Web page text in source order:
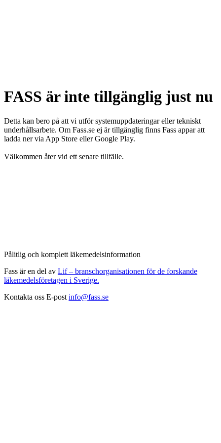
FASS är inte tillgänglig just nu
Detta kan bero på att vi utför systemuppdateringar eller tekniskt
underhållsarbete. Om Fass.se ej är tillgänglig finns Fass appar att
ladda ner via App Store eller Google Play.
Välkommen åter vid ett senare tillfälle.
Pålitlig och komplett läkemedelsinformation
Fass är en del av Lif – branschorganisationen för de forskande
läkemedelsföretagen i Sverige.
Kontakta oss E-post info@fass.se